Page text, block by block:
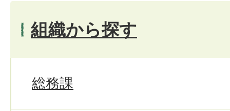
組織から探す
総務課